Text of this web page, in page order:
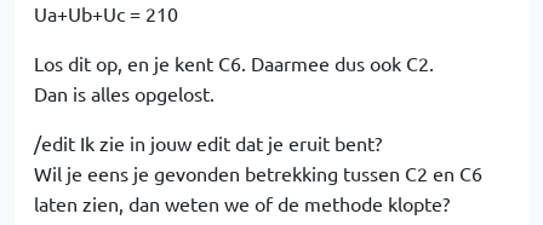
Ua+Ub+Uc = 210
Los dit op, en je kent C6. Daarmee dus ook C2.
Dan is alles opgelost.
/edit Ik zie in jouw edit dat je eruit bent?
Wil je eens je gevonden betrekking tussen C2 en C6
laten zien, dan weten we of de methode klopte?